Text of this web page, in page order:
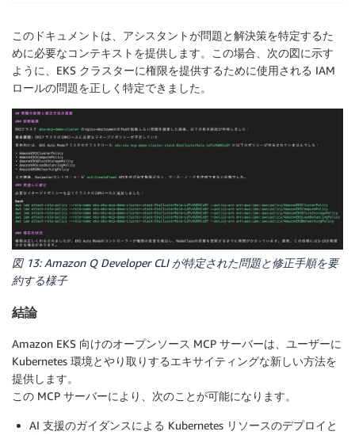
このドキュメントは、アシスタントが問題と解決策を特定するた
めに必要なコンテキストを提供します。この場合、次の図に示す
ように、EKS クラスターに権限を提供するために使用される IAM
ロールの問題を正しく特定できました。
図 13: Amazon Q Developer CLI が特定された問題と修正手順を要
約する様子
結論
Amazon EKS 向けのオープンソース MCP サーバーは、ユーザーに
Kubernetes 環境とやり取りするエキサイティングな新しい方法を
提供します。
この MCP サーバーにより、次のことが可能になります。
AI 支援のガイダンスによる Kubernetes リソースのデプロイと